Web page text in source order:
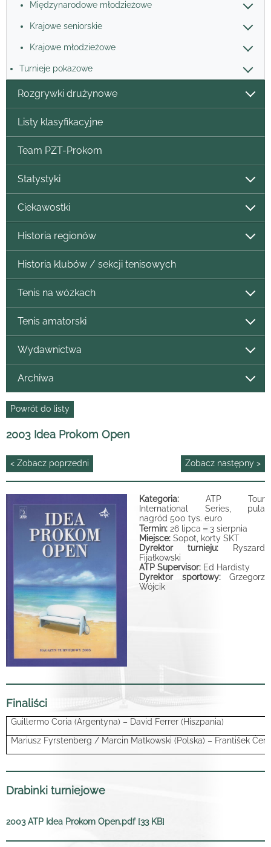
Międzynarodowe młodzieżowe
Krajowe seniorskie
Krajowe młodzieżowe
Turnieje pokazowe
Rozgrywki drużynowe
Listy klasyfikacyjne
Team PZT-Prokom
Statystyki
Ciekawostki
Historia regionów
Historia klubów / sekcji tenisowych
Tenis na wózkach
Tenis amatorski
Wydawnictwa
Archiwa
Powrót do listy
2003 Idea Prokom Open
< Zobacz poprzedni Zobacz następny >
Kategoria:
ATP Tour
International Series, pula
nagród 500 tys. euro
Termin: 26 lipca – 3 sierpnia
Miejsce: Sopot, korty SKT
Dyrektor turnieju: Ryszard
Fijałkowski
ATP Supervisor: Ed Hardisty
Dyrektor sportowy:Grzegorz
Wójcik
Finaliści
Guillermo Coria (Argentyna) – David Ferrer (Hiszpania)
Mariusz Fyrstenberg / Marcin Matkowski (Polska) – František
Drabinki turniejowe
2003 ATP Idea Prokom Open.pdf [33 KB]